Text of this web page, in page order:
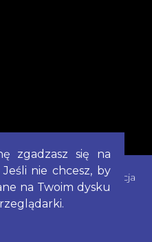
|Mapa Strony|Deklaracja
zgadzasz się na
nie chcesz, by
na Twoim dysku